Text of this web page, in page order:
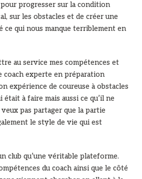
progresser sur la condition
sur les obstacles et de créer une
ce qui nous manque terriblement en
au service mes compétences et
coach experte en préparation
expérience de coureuse à obstacles
était à faire mais aussi ce qu’il ne
pas partager que la partie
le style de vie qui est
club qu’une véritable plateforme.
du coach ainsi que le côté